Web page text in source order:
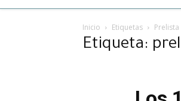
Inicio Etiquetas Prelista
Etiqueta: